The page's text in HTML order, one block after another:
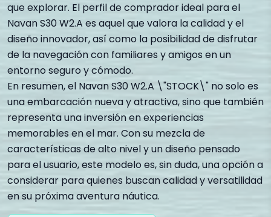
que explorar. El perfil de comprador ideal para el
Navan S30 W2.A es aquel que valora la calidad y el
diseño innovador, así como la posibilidad de disfrutar
de la navegación con familiares y amigos en un
entorno seguro y cómodo.
En resumen, el Navan S30 W2.A \"STOCK\" no solo es
una embarcación nueva y atractiva, sino que también
representa una inversión en experiencias
memorables en el mar. Con su mezcla de
características de alto nivel y un diseño pensado
para el usuario, este modelo es, sin duda, una opción a
considerar para quienes buscan calidad y versatilidad
en su próxima aventura náutica.